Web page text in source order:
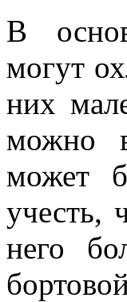
В
могут
них
можно
может
учесть,
него